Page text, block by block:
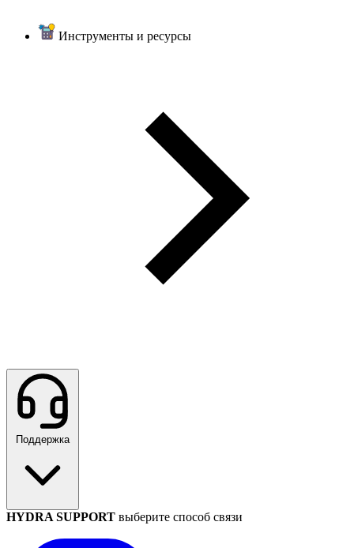
Инструменты и ресурсы
Поддержка
HYDRA SUPPORT выберите способ связи